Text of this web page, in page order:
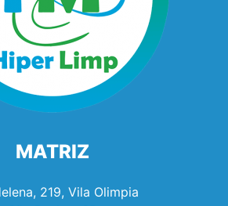
MATRIZ
219, Vila Olimpia